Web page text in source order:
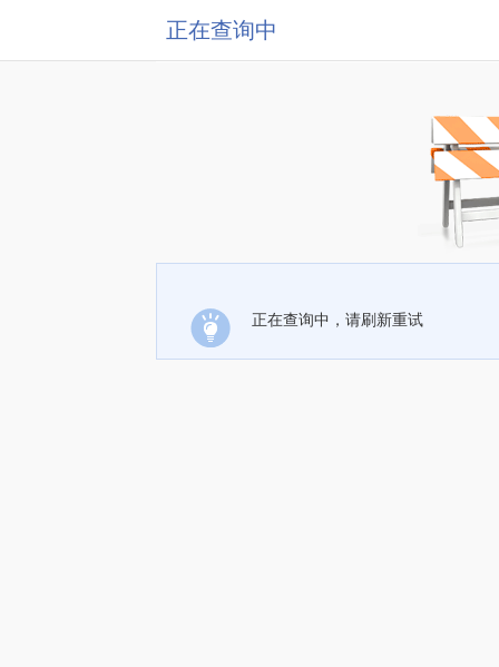
正在查询中
正在查询中，请刷新重试